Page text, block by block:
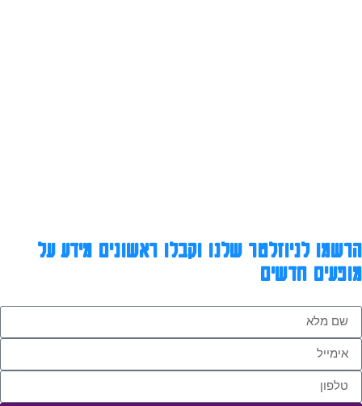
הרשמו לניוזלטר שלנו וקבלו ראשונים מידע על
מופעים חדשים